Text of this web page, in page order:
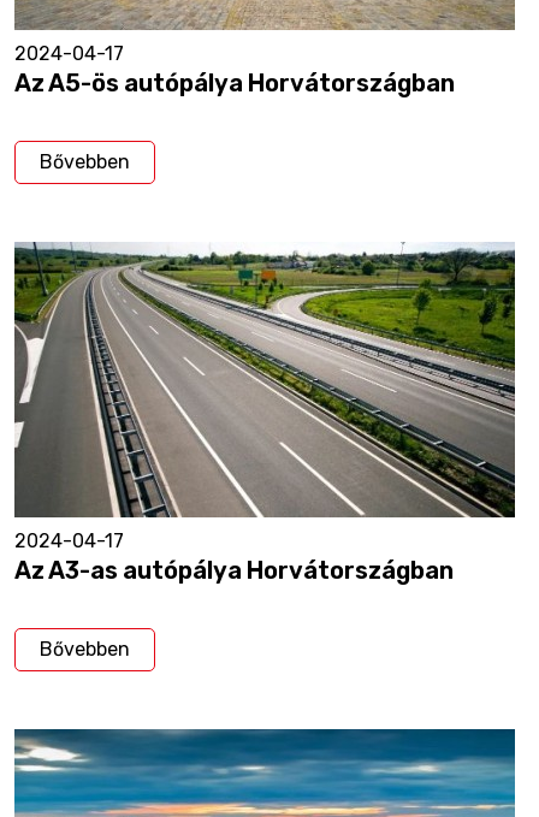
2024-04-17
Az A5-ös autópálya Horvátországban
Bővebben
2024-04-17
Az A3-as autópálya Horvátországban
Bővebben